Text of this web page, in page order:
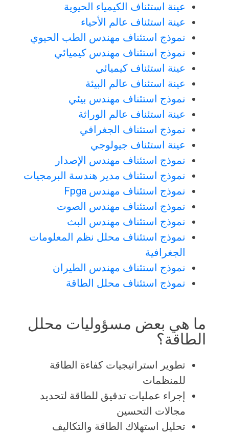
عينة استئناف الكيمياء الحيوية
عينة استئناف عالم الأحياء
نموذج استئناف مهندس الطب الحيوي
نموذج استئناف مهندس كيميائي
عينة استئناف كيميائي
عينة استئناف عالم البيئة
نموذج استئناف مهندس بيئي
عينة استئناف عالم الوراثة
نموذج استئناف الجغرافي
عينة استئناف جيولوجي
نموذج استئناف مهندس الإصدار
نموذج استئناف مدير هندسة البرمجيات
نموذج استئناف مهندس Fpga
نموذج استئناف مهندس الصوت
نموذج استئناف مهندس البث
نموذج استئناف محلل نظم المعلومات
الجغرافية
نموذج استئناف مهندس الطيران
نموذج استئناف محلل الطاقة
ما هي بعض مسؤوليات محلل
الطاقة؟
تطوير استراتيجيات كفاءة الطاقة
للمنظمات
إجراء عمليات تدقيق للطاقة لتحديد
مجالات التحسين
تحليل استهلاك الطاقة والتكاليف